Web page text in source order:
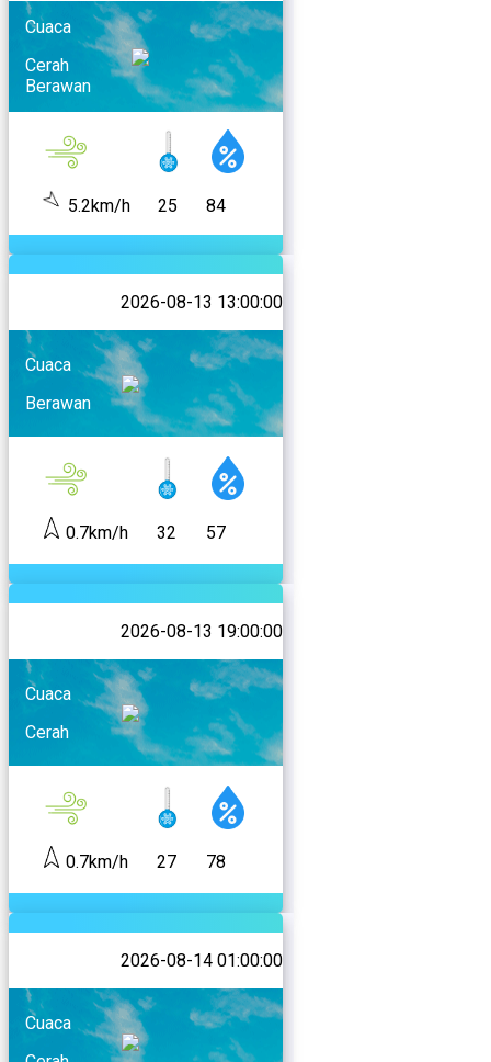
Cuaca
Cerah
Berawan
5.2km/h 25 84
2026-08-13 13:00:00
Cuaca
Berawan
0.7km/h 32 57
2026-08-13 19:00:00
Cuaca
Cerah
0.7km/h 27 78
2026-08-14 01:00:00
Cuaca